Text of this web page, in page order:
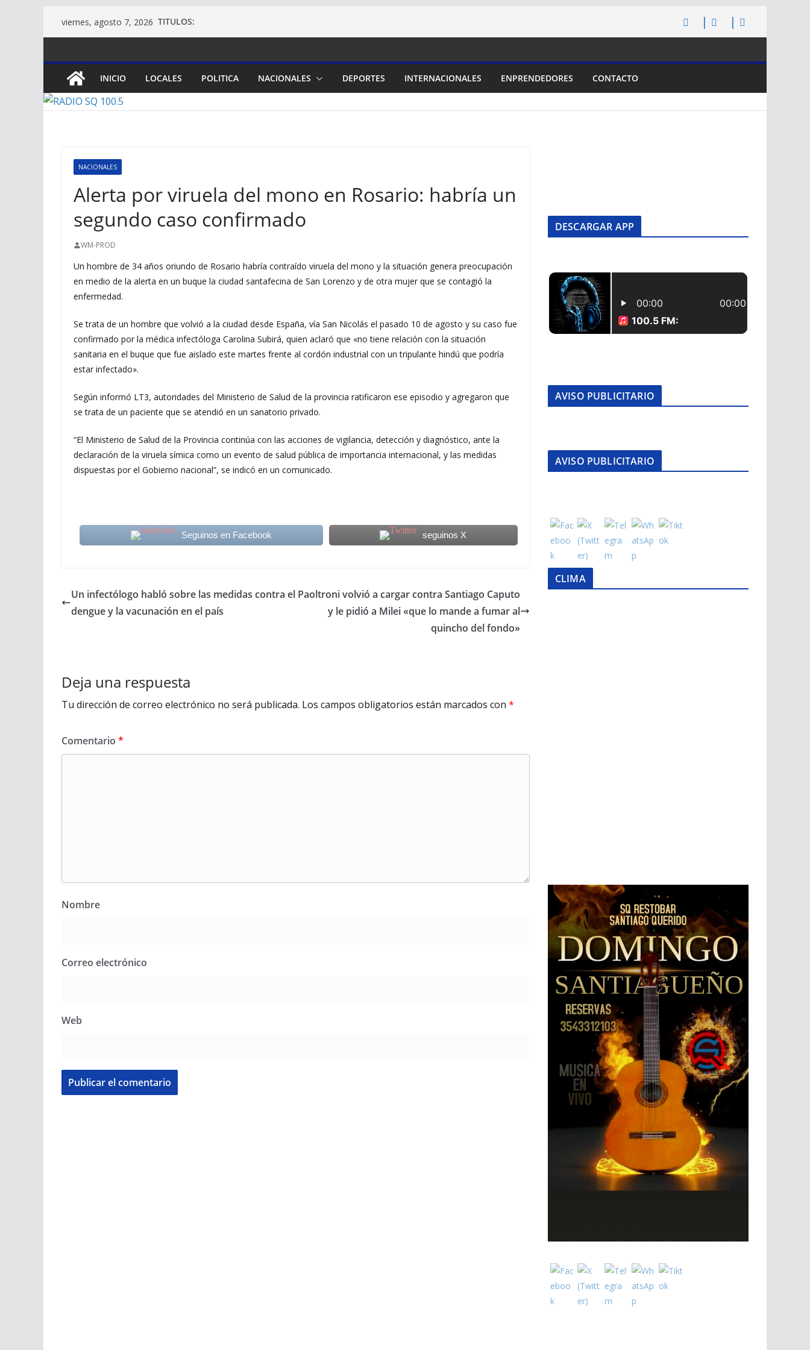
viernes, agosto 7, 2026 TITULOS:
INICIO LOCALES POLITICA NACIONALES DEPORTES INTERNACIONALES ENPRENDEDORES CONTACTO
NACIONALES
Alerta por viruela del mono en Rosario: habría un
segundo caso confirmado
WM-PROD
Un hombre de 34 años oriundo de Rosario habría contraído viruela del mono y la situación genera preocupación
en medio de la alerta en un buque la ciudad santafecina de San Lorenzo y de otra mujer que se contagió la
enfermedad.
Se trata de un hombre que volvió a la ciudad desde España, vía San Nicolás el pasado 10 de agosto y su caso fue
confirmado por la médica infectóloga Carolina Subirá, quien aclaró que «no tiene relación con la situación
sanitaria en el buque que fue aislado este martes frente al cordón industrial con un tripulante hindú que podría
estar infectado».
Según informó LT3, autoridades del Ministerio de Salud de la provincia ratificaron ese episodio y agregaron que
se trata de un paciente que se atendió en un sanatorio privado.
“El Ministerio de Salud de la Provincia continúa con las acciones de vigilancia, detección y diagnóstico, ante la
declaración de la viruela símica como un evento de salud pública de importancia internacional, y las medidas
dispuestas por el Gobierno nacional”, se indicó en un comunicado.
Seguinos en Facebook seguinos X
Un infectólogo habló sobre las medidas contra el
dengue y la vacunación en el país
Paoltroni volvió a cargar contra Santiago Caputo
y le pidió a Milei «que lo mande a fumar al
quincho del fondo»
Deja una respuesta
Tu dirección de correo electrónico no será publicada. Los campos obligatorios están marcados con *
Comentario *
Nombre
Correo electrónico
Web
DESCARGAR APP
AVISO PUBLICITARIO
AVISO PUBLICITARIO
CLIMA